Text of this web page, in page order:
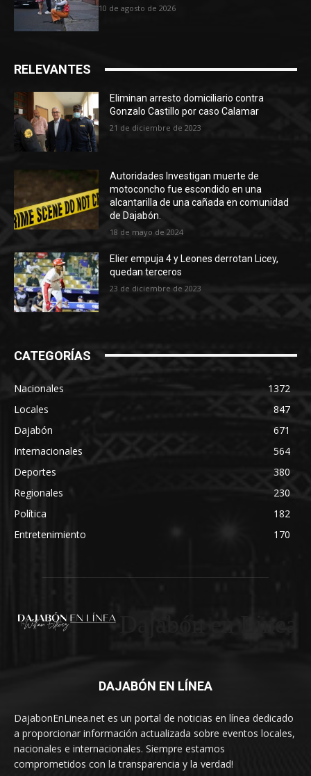
10 de agosto de 2026
RELEVANTES
Eliminan arresto domiciliario contra
Gonzalo Castillo por caso Calamar
21 de diciembre de 2023
Autoridades Investigan muerte de
motoconcho fue escondido en una
alcantarilla de una cañada en comunidad
de Dajabón.
18 de mayo de 2024
Elier empuja 4 y Leones derrotan Licey,
quedan terceros
23 de diciembre de 2023
CATEGORÍAS
Nacionales
1372
Locales
847
Dajabón
671
Internacionales
564
Deportes
380
Regionales
230
Política
182
Entretenimiento
170
DAJABÓN EN LÍNEA
DajabonEnLinea.net es un portal de noticias en línea dedicado
a proporcionar información actualizada sobre eventos locales,
nacionales e internacionales. Siempre estamos
comprometidos con la transparencia y la verdad!